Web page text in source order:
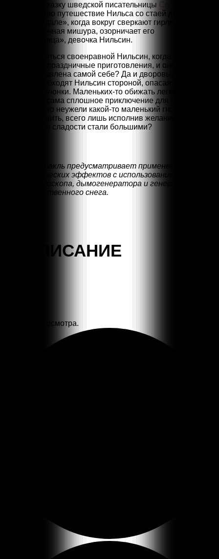
Все знают сказку шведской писательницы Сельмы
про путешествие Нильса со стаей диких гусей.
А в «Левендале», когда вокруг сверкают гирлянды и
шуршит ёлочная мишура, озорничает его
«родственница», девочка Нильсин.
Чем же заняться своенравной Нильсин, когда в доме
вовсю идут праздничные приготовления, и она, наконец-
то, предоставлена самой себе? Да и дворовые животные
давно уже обходят Нильсин стороной, опасаясь затей
озорной девчонки. Маленьких-то обижать легко.
Но если ты сама сплошное приключение для всех
остальных, то неужели какой-то маленький гном может
что-то изменить, всего лишь исполнив желание Нильсин
— чтобы все сладости стали большими?
Спектакль предусматривает применение
сценических эффектов с использованием
стробоскопа, дымогенератора и генератора
искусственного снега.
РАСПИСАНИЕ
Загрузка просмотра.